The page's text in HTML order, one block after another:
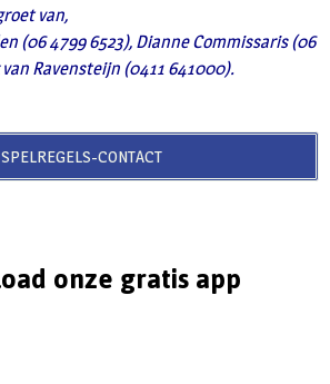
van,
(06 4799 6523), Dianne Commissaris (06
Ravensteijn (0411 641000).
SPELREGELS-CONTACT
onze gratis app